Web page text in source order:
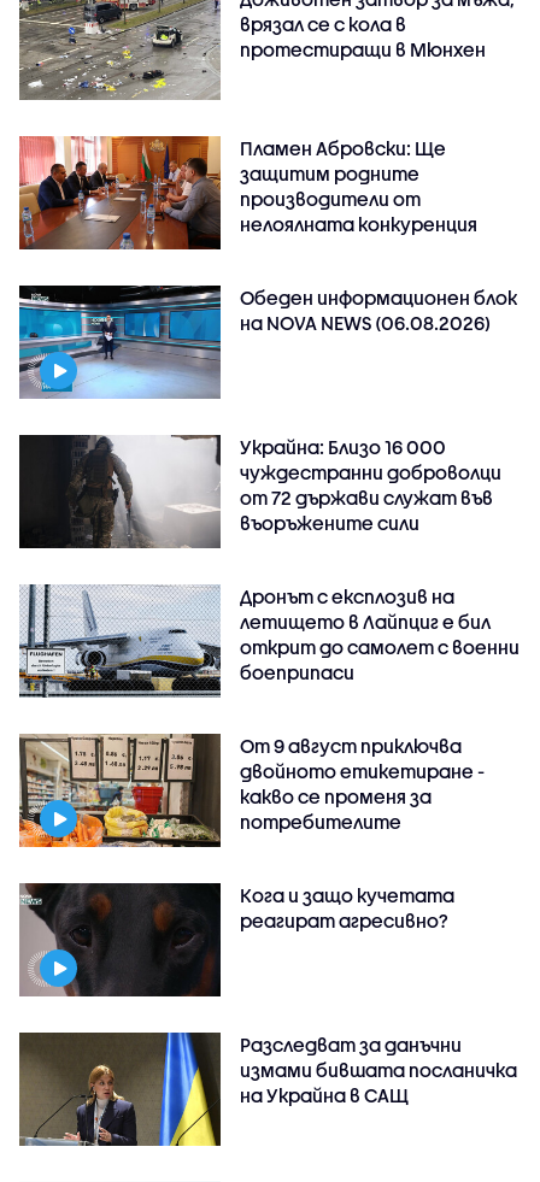
врязал се с кола в
протестиращи в Мюнхен
Пламен Абровски: Ще
защитим родните
производители от
нелоялната конкуренция
Обеден информационен блок
на NOVA NEWS (06.08.2026)
Украйна: Близо 16 000
чуждестранни доброволци
от 72 държави служат във
въоръжените сили
Дронът с експлозив на
летището в Лайпциг е бил
открит до самолет с военни
боеприпаси
От 9 август приключва
двойното етикетиране -
какво се променя за
потребителите
Кога и защо кучетата
реагират агресивно?
Разследват за данъчни
измами бившата посланичка
на Украйна в САЩ